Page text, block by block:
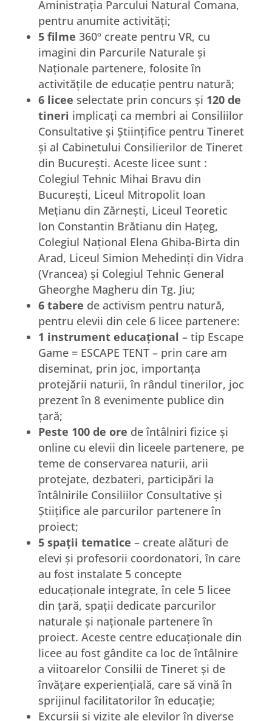
Aministrația Parcului Natural Comana,
pentru anumite activități;
5 filme 360º create pentru VR, cu
imagini din Parcurile Naturale și
Naționale partenere, folosite în
activitățile de educație pentru natură;
6 licee selectate prin concurs și 120 de
tineri implicați ca membri ai Consiliilor
Consultative și Științifice pentru Tineret
și al Cabinetului Consilierilor de Tineret
din București. Aceste licee sunt :
Colegiul Tehnic Mihai Bravu din
București, Liceul Mitropolit Ioan
Mețianu din Zărnești, Liceul Teoretic
Ion Constantin Brătianu din Hațeg,
Colegiul Național Elena Ghiba-Birta din
Arad, Liceul Simion Mehedinți din Vidra
(Vrancea) și Colegiul Tehnic General
Gheorghe Magheru din Tg. Jiu;
6 tabere de activism pentru natură,
pentru elevii din cele 6 licee partenere:
1 instrument educațional – tip Escape
Game = ESCAPE TENT – prin care am
diseminat, prin joc, importanța
protejării naturii, în rândul tinerilor, joc
prezent în 8 evenimente publice din
țară;
Peste 100 de ore de întâlniri fizice și
online cu elevii din liceele partenere, pe
teme de conservarea naturii, arii
protejate, dezbateri, participări la
întâlnirile Consiliilor Consultative și
Știițifice ale parcurilor partenere în
proiect;
5 spații tematice – create alături de
elevi și profesorii coordonatori, în care
au fost instalate 5 concepte
educaționale integrate, în cele 5 licee
din țară, spații dedicate parcurilor
naturale și naționale partenere în
proiect. Aceste centre educaționale din
licee au fost gândite ca loc de întâlnire
a viitoarelor Consilii de Tineret și de
învățare experiențială, care să vină în
sprijinul facilitatorilor în educație;
Excursii și vizite ale elevilor în diverse